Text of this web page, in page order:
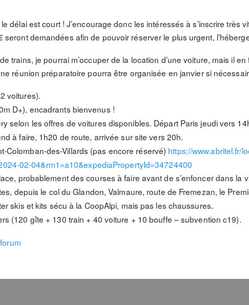
délai est court ! J’encourage donc les intéressés à s’inscrire très
demandées afin de pouvoir réserver le plus urgent,
trains, je pourrai m’occuper de la location d’une voiture, mais il
réunion préparatoire pourra être organisée en janvier si
voitures).
D+), encadrants bienvenus !
selon les offres de voitures disponibles. Départ Paris jeudi vers
à faire, 1h20 de route, arrivée sur site vers 20h.
Colomban-des-Villards (pas encore réservé) https://www.abritel.fr/
02-04&rm1=a10&expediaPropertyId=34724400
probablement des courses à faire avant de s’enfoncer dans la
depuis le col du Glandon, Valmaure, route de Fremezan, le
skis et kits sécu à la CoopAlpi, mais pas les chaussures.
(120 gîte + 130 train + 40 voiture + 10 bouffe – subvention c19).